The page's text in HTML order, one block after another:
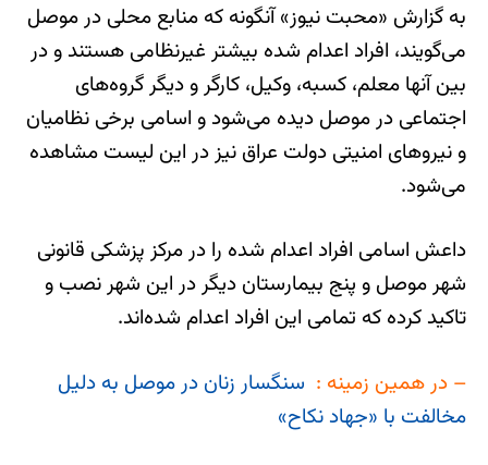
به گزارش «محبت نیوز» آنگونه که منابع محلی در موصل
می‌گویند، افراد اعدام شده بیشتر غیرنظامی هستند و در
بین آنها معلم، کسبه، وکیل، کارگر و دیگر گروه‌های
اجتماعی در موصل دیده می‌شود و اسامی برخی نظامیان
و نیروهای امنیتی دولت عراق نیز در این لیست مشاهده
می‌شود.
داعش اسامی افراد اعدام شده را در مرکز پزشکی قانونی
شهر موصل و پنج بیمارستان دیگر در این شهر نصب و
تاکید کرده که تمامی این افراد اعدام شده‌اند.
– در همین زمینه : سنگسار زنان در موصل به دلیل
مخالفت با «جهاد نکاح»